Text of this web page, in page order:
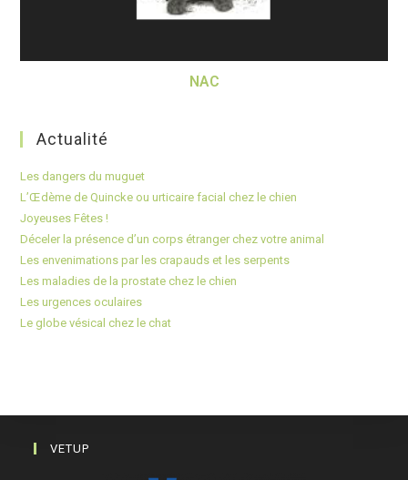
NAC
Actualité
Les dangers du muguet
L’Œdème de Quincke ou urticaire facial chez le chien
Joyeuses Fêtes !
Déceler la présence d’un corps étranger chez votre animal
Les envenimations par les crapauds et les serpents
Les maladies de la prostate chez le chien
Les urgences oculaires
Le globe vésical chez le chat
VETUP